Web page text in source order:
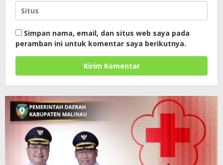
Simpan nama, email, dan situs web saya pada
peramban ini untuk komentar saya berikutnya.